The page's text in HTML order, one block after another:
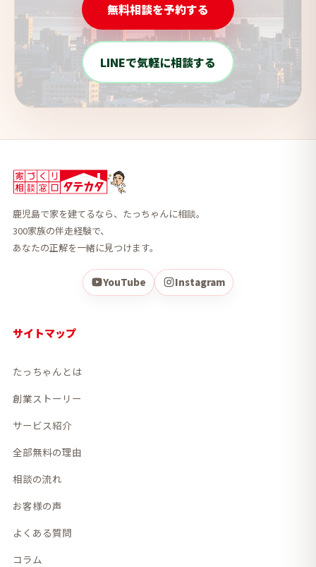
無料相談を予約する
LINEで気軽に相談する
鹿児島で家を建てるなら、たっちゃんに相談。
300家族の伴走経験で、
あなたの正解を一緒に見つけます。
YouTube Instagram
サイトマップ
たっちゃんとは
創業ストーリー
サービス紹介
全部無料の理由
相談の流れ
お客様の声
よくある質問
コラム